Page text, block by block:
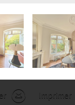
Imprimer